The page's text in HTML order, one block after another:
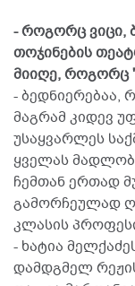
- როგორც ვიცი,
თოჯინების
მიიღე, როგორც
- ბედნიერებაა,
მაგრამ კიდევ
უსაყვარლეს
ყველას
ჩემთან ერთად
გამორჩეულად
კლასის
- ხატია
დამდგმელ